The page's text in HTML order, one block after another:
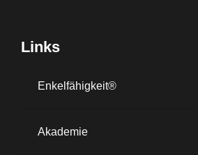
Links
Enkelfähigkeit®
Akademie